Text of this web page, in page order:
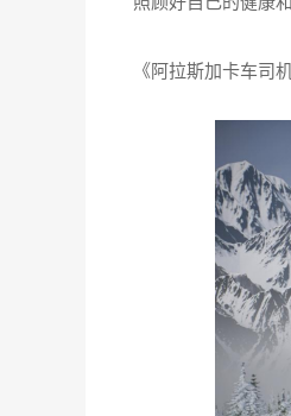
《阿拉斯加卡车司